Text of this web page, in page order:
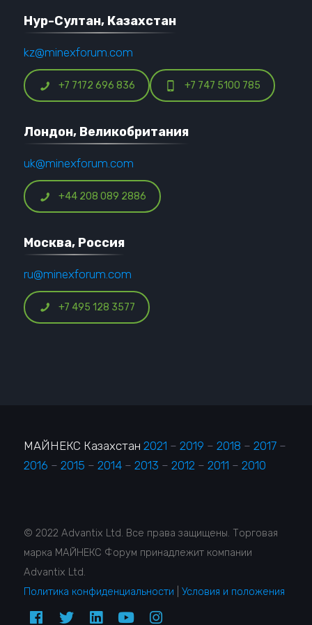
Нур-Султан, Казахстан
kz@minexforum.com
+7 7172 696 836 +7 747 5100 785
Лондон, Великобритания
uk@minexforum.com
+44 208 089 2886
Москва, Россия
ru@minexforum.com
+7 495 128 3577
МАЙНЕКС Казахстан2021 – 2019 – 2018 – 2017 –
2016 – 2015 – 2014 – 2013 – 2012 – 2011 – 2010
© 2022 Advantix Ltd. Все права защищены. Торговая
марка МАЙНЕКС Форум принадлежит компании
Advantix Ltd.
Политика конфиденциальности |Условия и положения